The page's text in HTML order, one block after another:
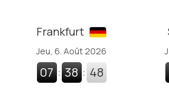
Frankfurt
Jeu, 6. Août 2026
07 : 38 : 48